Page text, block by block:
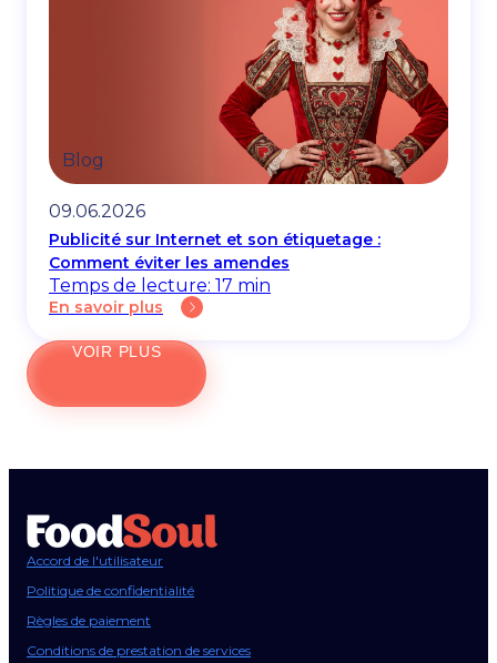
Blog
09.06.2026
Publicité sur Internet et son étiquetage :
Comment éviter les amendes
Temps de lecture: 17 min
En savoir plus
VOIR PLUS
Accord de l'utilisateur
Politique de confidentialité
Règles de paiement
Conditions de prestation de services